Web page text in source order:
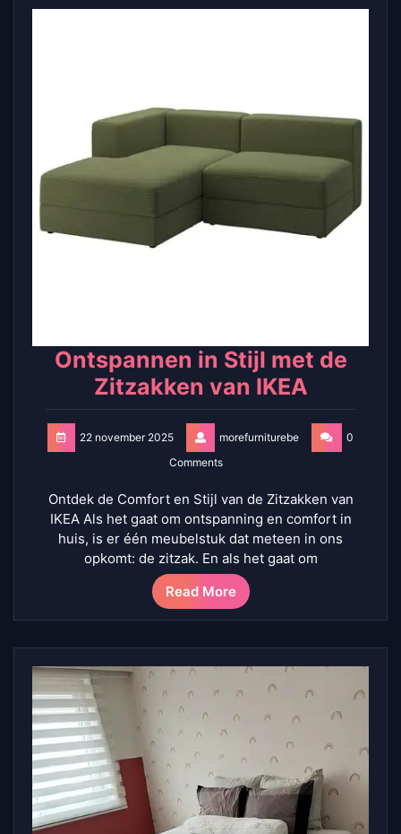
Ontspannen in Stijl met de
Zitzakken van IKEA
22 november 2025 morefurniturebe
0
Comments
Ontdek de Comfort en Stijl van de Zitzakken van
IKEA Als het gaat om ontspanning en comfort in
huis, is er één meubelstuk dat meteen in ons
opkomt: de zitzak. En als het gaat om
Read More